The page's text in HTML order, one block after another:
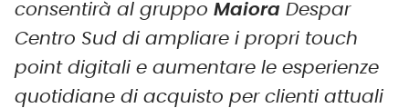
consentirà al gruppo Maiora Despar
Centro Sud di ampliare i propri touch
point digitali e aumentare le esperienze
quotidiane di acquisto per clienti attuali